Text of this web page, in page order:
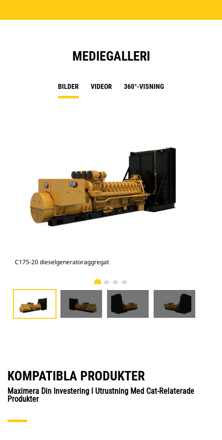
MEDIEGALLERI
BILDER VIDEOR 360°-VISNING
C175-20 dieselgeneratoraggregat
KOMPATIBLA PRODUKTER
Maximera Din Investering I Utrustning Med Cat-Relaterade
Produkter